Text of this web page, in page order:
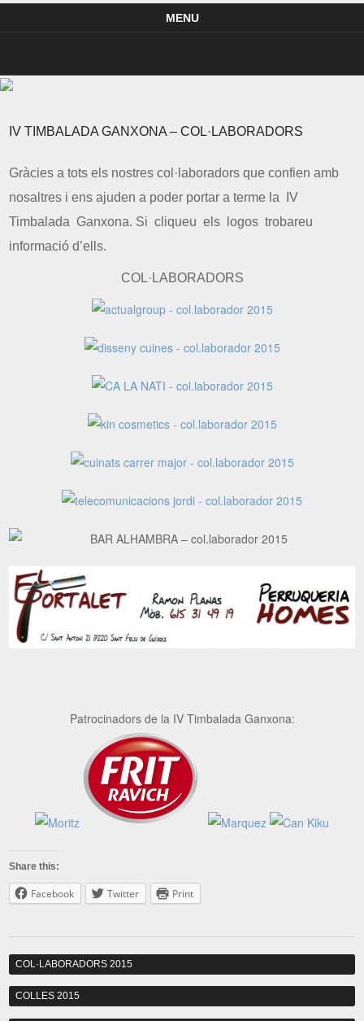
Percussió Ganxona – La Percussió de la Costa Brava
Pàgina oficial de Percussió Ganxona – La Percussió de la Costa Brava
MENU
IV TIMBALADA GANXONA – COL·LABORADORS
Gràcies a tots els nostres col·laboradors que confien amb
nosaltres i ens ajuden a poder portar a terme la IV
Timbalada Ganxona. Si cliqueu els logos trobareu
informació d’ells.
COL·LABORADORS
Patrocinadors de la IV Timbalada Ganxona:
Share this:
Facebook Twitter Print
COL·LABORADORS 2015
COLLES 2015